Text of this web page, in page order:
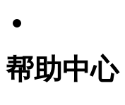
帮助中心